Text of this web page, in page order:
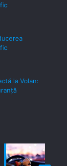
la Volan: